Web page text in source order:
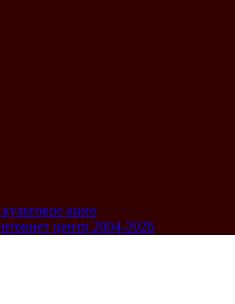
кино
центр 2004-2026